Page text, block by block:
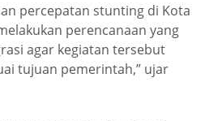
percepatan stunting di Kota
perencanaan yang
agar kegiatan tersebut
tujuan pemerintah,” ujar